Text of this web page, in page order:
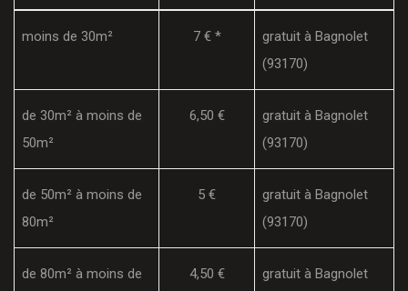
moins de 30m² 7 € *
gratuit à Bagnolet
(93170)
de 30m² à moins de
50m²
6,50 €
gratuit à Bagnolet
(93170)
de 50m² à moins de
80m²
5 €
gratuit à Bagnolet
(93170)
de 80m² à moins de
4,50 €
gratuit à Bagnolet